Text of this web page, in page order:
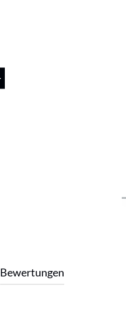
Bewertungen